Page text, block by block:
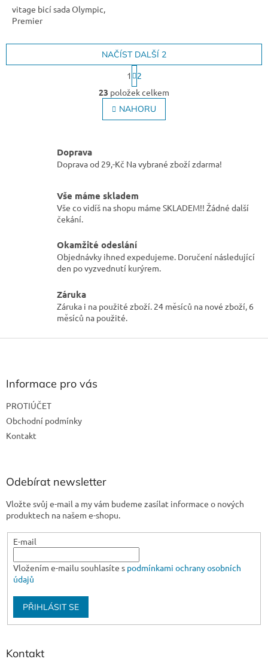
vitage bicí sada Olympic,
Premier
O
v
l
á
í
v
k
ý
p
i
NAČÍST DALŠÍ 2
S
t
r
á
n
k
n
í
1
2
23 položek celkem
NAHORU
Doprava
Doprava od 29,-Kč Na vybrané zboží zdarma!
Vše máme skladem
Vše co vidíš na shopu máme SKLADEM!! Žádné další
čekání.
Okamžité odeslání
Objednávky ihned expedujeme. Doručení následující
den po vyzvednutí kurýrem.
Záruka
Záruka i na použité zboží. 24 měsíců na nové zboží, 6
měsíců na použité.
Z
Informace pro vás
PROTIÚČET
Obchodní podmínky
Kontakt
Odebírat newsletter
Vložte svůj e-mail a my vám budeme zasílat informace o nových
produktech na našem e-shopu.
E-mail
Vložením e-mailu souhlasíte s podmínkami ochrany osobních
údajů
PŘIHLÁSIT SE
Kontakt